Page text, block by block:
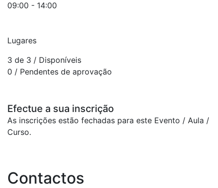
09:00 - 14:00
Lugares
3 de 3 / Disponíveis
0 / Pendentes de aprovação
Efectue a sua inscrição
As inscrições estão fechadas para este Evento / Aula /
Curso.
Contactos